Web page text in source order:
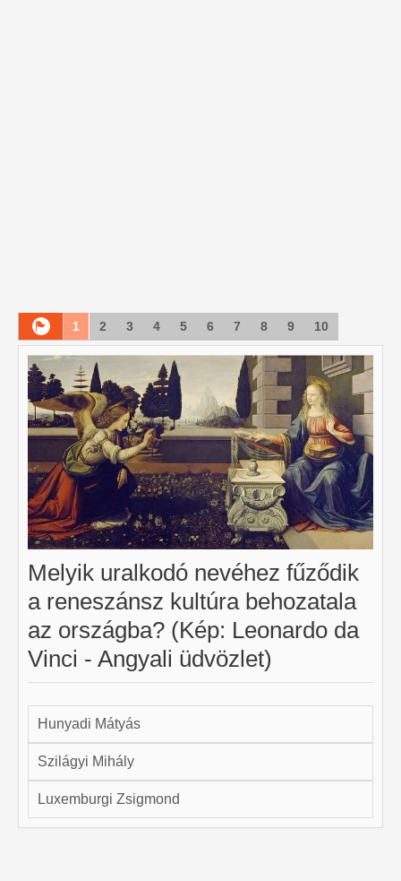
1 2 3 4 5 6 7 8 9 10
Melyik uralkodó nevéhez fűződik
a reneszánsz kultúra behozatala
az országba? (Kép: Leonardo da
Vinci - Angyali üdvözlet)
Hunyadi Mátyás
Szilágyi Mihály
Luxemburgi Zsigmond